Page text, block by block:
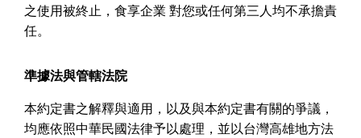
之使用被終止，食享企業 對您或任何第三人均不承擔責
任。
準據法與管轄法院
本約定書之解釋與適用，以及與本約定書有關的爭議，
均應依照中華民國法律予以處理，並以台灣高雄地方法